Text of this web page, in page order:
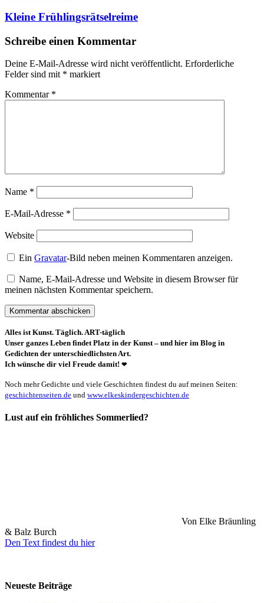
Kleine Frühlingsrätselreime
Schreibe einen Kommentar
Deine E-Mail-Adresse wird nicht veröffentlicht. Erforderliche
Felder sind mit * markiert
Kommentar *
Name *
E-Mail-Adresse *
Website
EinGravatar-Bild neben meinen Kommentaren anzeigen.
Name, E-Mail-Adresse und Website in diesem Browser für
meinen nächsten Kommentar speichern.
Alles ist Kunst. Täglich. ART-täglich
Unser ganzes Leben findet Platz in der Kunst – und hier im Blog in
Gedichten der unterschiedlichsten Art.
Ich wünsche dir viel Freude damit! ❤
Noch mehr Gedichte und viele Geschichten findest du auf meinen Seiten:
geschichtenseiten.de und www.elkeskindergeschichten.de
Lust auf ein fröhliches Sommerlied?
Von Elke Bräunling
& Balz Burch
Den Text findest du hier
Neueste Beiträge